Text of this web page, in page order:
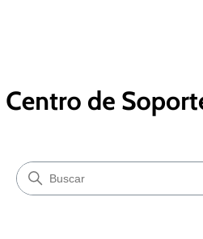
Búsqueda